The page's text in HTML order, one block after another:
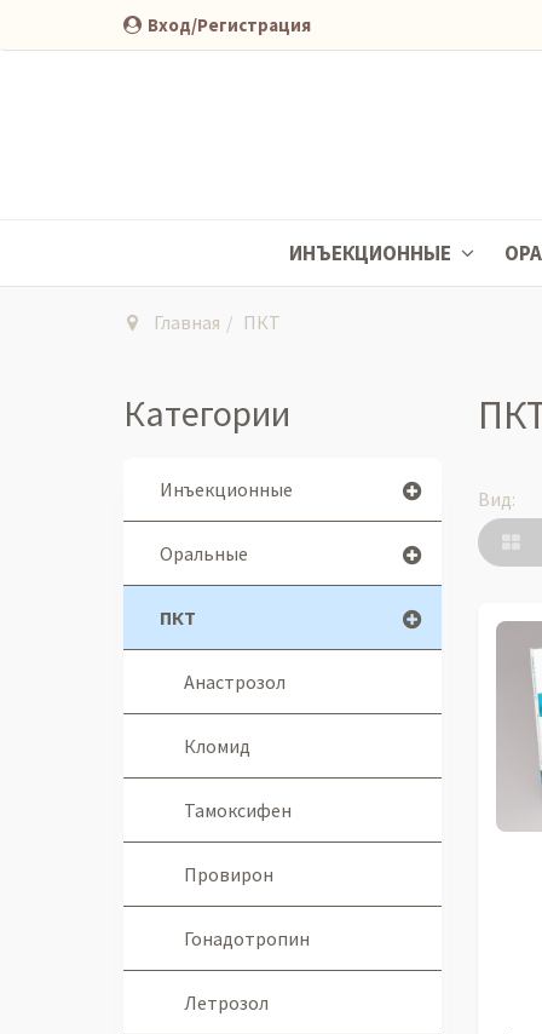
Вход/Регистрация
ИНЪЕКЦИОННЫЕ
Главная ПКТ
Вид:
Категории
Инъекционные
Оральные
ПКТ
Анастрозол
Кломид
Тамоксифен
Провирон
Гонадотропин
Летрозол